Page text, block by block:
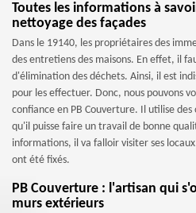
Toutes les informations à
nettoyage des façades
Dans le 19140, les propriétaires des
des entretiens des maisons. En effet, il
d'élimination des déchets. Ainsi, il est
pour les effectuer. Donc, nous pouvons
confiance en PB Couverture. Il utilise
qu'il puisse faire un travail de bonne
informations, il va falloir visiter ses
ont été fixés.
PB Couverture : l'artisan qui
murs extérieurs